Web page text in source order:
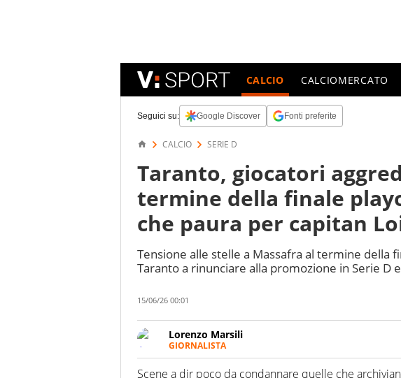
CALCIO CALCIOMERCATO
Seguici su: Google Discover Fonti preferite
CALCIO SERIE D
Taranto, giocatori
termine della finale
che paura per capitan
Tensione alle stelle a Massafra al termine della
Taranto a rinunciare alla promozione in Serie D
15/06/26 00:01
Lorenzo Marsili
GIORNALISTA
Giornalista pubblicista, redattore, divulgatore.
racconta in immagini un evento e lo fa come
Scene a dir poco da condannare quelle che